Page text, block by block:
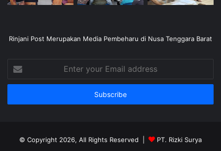
Rinjani Post Merupakan Media Pembeharu di Nusa Tenggara Barat
your
Email
© Copyright 2026, All Rights Reserved | PT. Rizki Surya